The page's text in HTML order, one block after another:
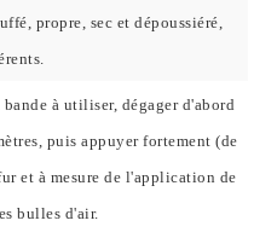
propre, sec et dépoussiéré,
à utiliser, dégager d'abord
puis appuyer fortement (de
et à mesure de l'application de
bulles d'air.